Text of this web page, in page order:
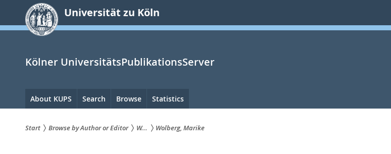
springen
Universität zu Köln
Kölner UniversitätsPublikationsServer
Hauptnavigation
About KUPS Search Browse Statistics
Start Browse by Author or Editor W... Wolberg, Marike